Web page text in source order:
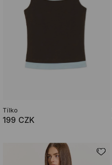
Tílko
199 CZK